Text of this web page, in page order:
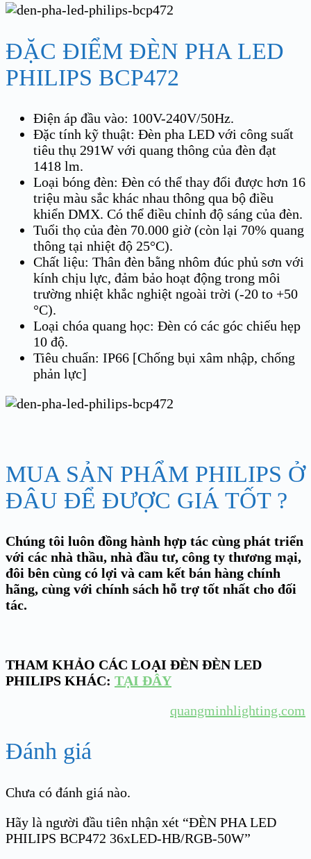
ĐẶC ĐIỂM ĐÈN PHA LED
PHILIPS BCP472
Điện áp đầu vào: 100V-240V/50Hz.
Đặc tính kỹ thuật: Đèn pha LED với công suất
tiêu thụ 291W với quang thông của đèn đạt
1418 lm.
Loại bóng đèn: Đèn có thể thay đổi được hơn 16
triệu màu sắc khác nhau thông qua bộ điều
khiển DMX. Có thể điều chỉnh độ sáng của đèn.
Tuổi thọ của đèn 70.000 giờ (còn lại 70% quang
thông tại nhiệt độ 25°C).
Chất liệu: Thân đèn bằng nhôm đúc phủ sơn với
kính chịu lực, đảm bảo hoạt động trong môi
trường nhiệt khắc nghiệt ngoài trời (-20 to +50
°C).
Loại chóa quang học: Đèn có các góc chiếu hẹp
10 độ.
Tiêu chuẩn: IP66 [Chống bụi xâm nhập, chống
phản lực]
MUA SẢN PHẨM PHILIPS Ở
ĐÂU ĐỂ ĐƯỢC GIÁ TỐT ?
Chúng tôi luôn đồng hành hợp tác cùng phát triển
với các nhà thầu, nhà đầu tư, công ty thương mại,
đôi bên cùng có lợi và cam kết bán hàng chính
hãng, cùng với chính sách hỗ trợ tốt nhất cho đối
tác.
THAM KHẢO CÁC LOẠI ĐÈN ĐÈN LED
PHILIPS KHÁC: TẠI ĐÂY
quangminhlighting.com
Đánh giá
Chưa có đánh giá nào.
Hãy là người đầu tiên nhận xét “ĐÈN PHA LED
PHILIPS BCP472 36xLED-HB/RGB-50W”